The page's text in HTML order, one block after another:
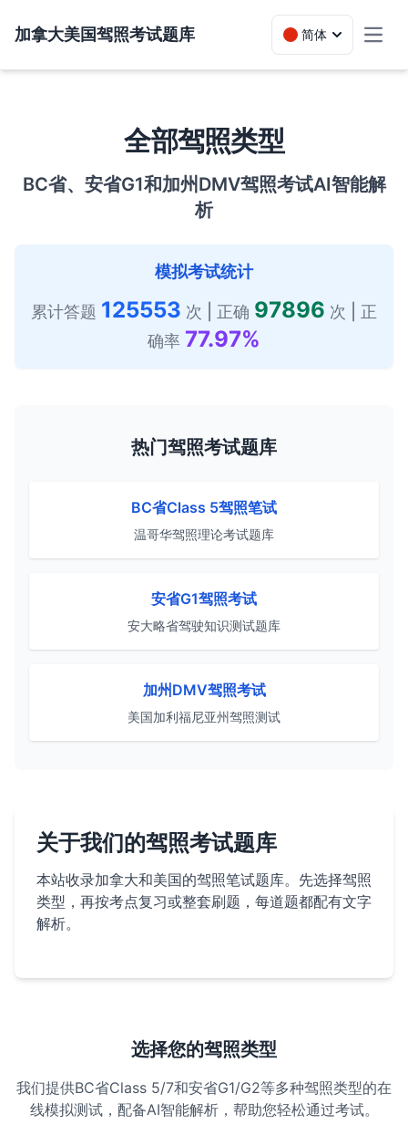
加拿大美国驾照考试题库 简体
全部驾照类型
BC省、安省G1和加州DMV驾照考试AI智能解
析
模拟考试统计
累计答题 125553 次 | 正确 97896 次 | 正
确率 77.97%
热门驾照考试题库
BC省Class 5驾照笔试
温哥华驾照理论考试题库
安省G1驾照考试
安大略省驾驶知识测试题库
加州DMV驾照考试
美国加利福尼亚州驾照测试
关于我们的驾照考试题库
本站收录加拿大和美国的驾照笔试题库。先选择驾照
类型，再按考点复习或整套刷题，每道题都配有文字
解析。
选择您的驾照类型
我们提供BC省Class 5/7和安省G1/G2等多种驾照类型的在
线模拟测试，配备AI智能解析，帮助您轻松通过考试。